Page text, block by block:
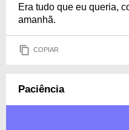
Era tudo que eu queria,
amanhã.
COPIAR
Paciência